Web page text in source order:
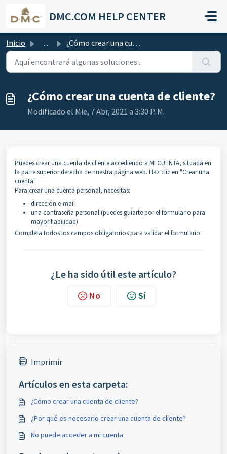
Saltar al contenido principal
DMC.COM HELP CENTER
Inicio ... ¿Cómo crear una cuenta de cliente?
¿Cómo crear una cuenta de cliente?
Modificado el Mie, 7 Abr, 2021 a 3:30 P. M.
Puedes crear una cuenta de cliente accediendo a MI CUENTA, situada en
la parte superior derecha de nuestra página web. Haz clic en "Crear una
cuenta".
Para crear una cuenta personal, necesitas:
dirección e-mail
una contraseña personal (puedes guiarte por el formulario para
mayor fiabilidad)
Completa todos los campos obligatorios para validar el formulario.
¿Le ha sido útil este artículo?
No Sí
Imprimir
Artículos en esta carpeta:
¿Cómo crear una cuenta de cliente?
¿Por qué es necesario crear una cuenta de cliente?
No puede acceder a mi cuenta